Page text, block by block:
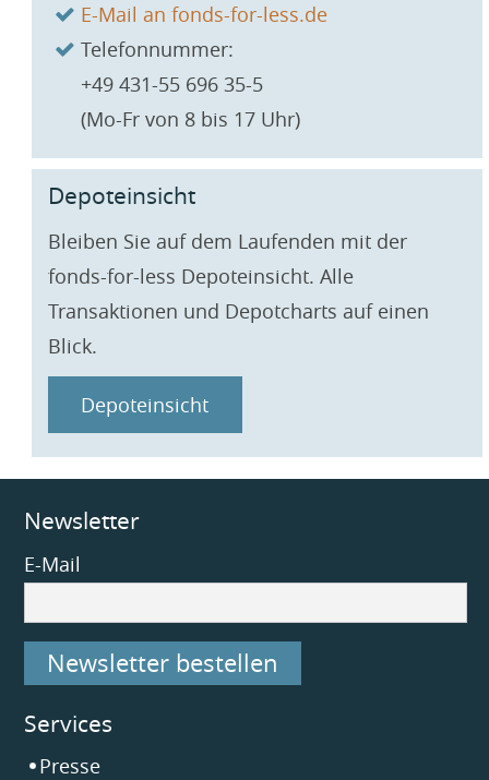
E-Mail an fonds-for-less.de
Telefonnummer:
+49 431-55 696 35-5
(Mo-Fr von 8 bis 17 Uhr)
Depoteinsicht
Bleiben Sie auf dem Laufenden mit der
fonds-for-less Depot­einsicht. Alle
Transaktionen und Depot­charts auf einen
Blick.
Depoteinsicht
Newsletter
E-Mail
Newsletter bestellen
Services
Navigation
Presse